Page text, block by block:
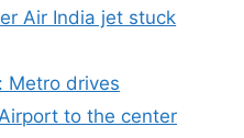
Air India jet stuck
Metro drives
to the center